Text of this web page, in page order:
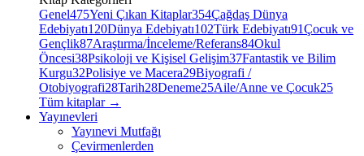
Genel475Yeni Çıkan Kitaplar354Çağdaş Dünya
Edebiyatı120Dünya Edebiyatı102Türk Edebiyatı91Çocuk ve
Gençlik87Araştırma/İnceleme/Referans84Okul
Öncesi38Psikoloji ve Kişisel Gelişim37Fantastik ve Bilim
Kurgu32Polisiye ve Macera29Biyografi /
Otobiyografi28Tarih28Deneme25Aile/Anne ve Çocuk25
Tüm kitaplar →
Yayınevleri
Yayınevi Mutfağı
Çevirmenlerden